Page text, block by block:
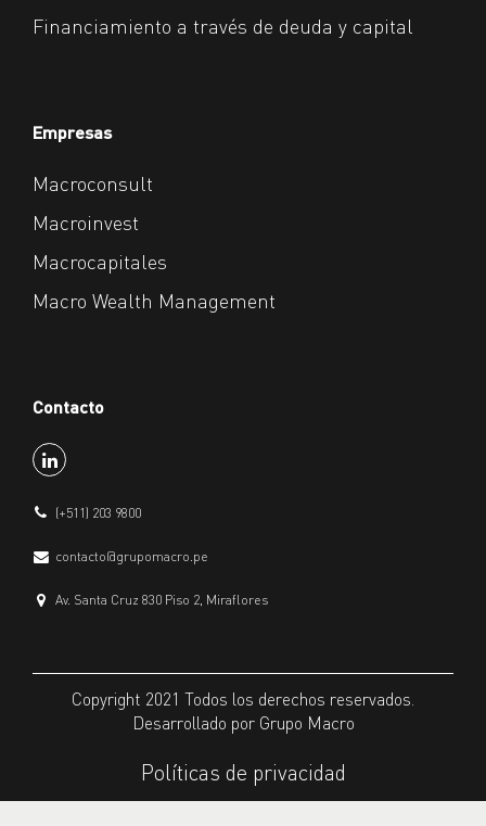
Financiamiento a través de deuda y capital
Empresas
Macroconsult
Macroinvest
Macrocapitales
Macro Wealth Management
Contacto
(+511) 203 9800
contacto@grupomacro.pe
Av. Santa Cruz 830 Piso 2, Miraflores
Copyright 2021 Todos los derechos reservados.
Desarrollado por Grupo Macro
Políticas de privacidad